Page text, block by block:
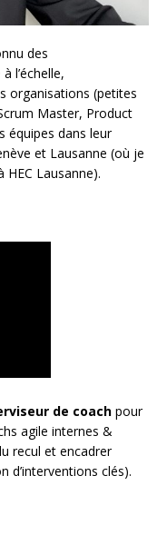
des
à l’échelle,
organisations (petites
Master, Product
équipes dans leur
et Lausanne (où je
Lausanne).
de coach pour
agile internes &
recul et encadrer
d’interventions clés).